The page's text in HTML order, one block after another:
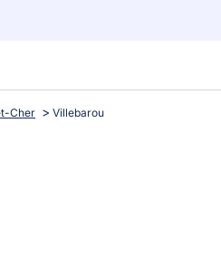
Cher Villebarou